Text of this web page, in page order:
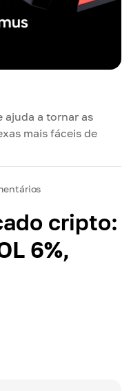
ajuda a tornar as
mais fáceis de
cripto:
6%,